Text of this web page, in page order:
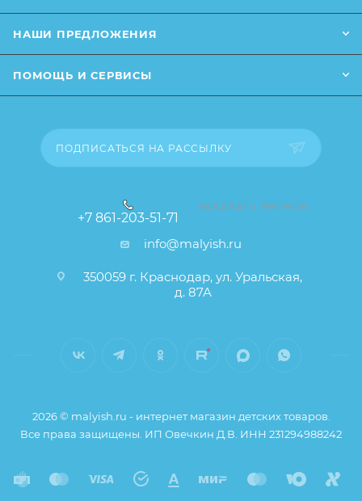
НАШИ ПРЕДЛОЖЕНИЯ
ПОМОЩЬ И СЕРВИСЫ
ПОДПИСАТЬСЯ НА РАССЫЛКУ
+7 861-203-51-71
ЗАКАЗАТЬ ЗВОНОК
info@malyish.ru
350059 г. Краснодар, ул. Уральская,
д. 87А
2026 © malyish.ru - интернет магазин детских товаров.
Все права защищены. ИП Овечкин Д.В. ИНН 231294988242